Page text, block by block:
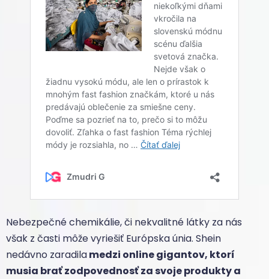
Nebezpečné chemikálie, či nekvalitné látky za nás
však z časti môže vyriešiť Európska únia. Shein
nedávno zaradilamedzi online gigantov, ktorí
musia brať zodpovednosť za svoje produkty a